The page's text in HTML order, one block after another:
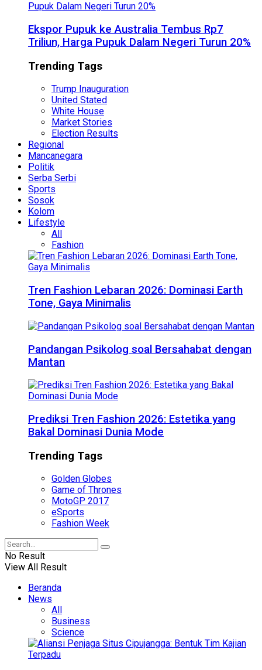
Ekspor Pupuk ke Australia Tembus Rp7
Triliun, Harga Pupuk Dalam Negeri Turun 20%
Trending Tags
Trump Inauguration
United Stated
White House
Market Stories
Election Results
Regional
Mancanegara
Politik
Serba Serbi
Sports
Sosok
Kolom
Lifestyle
All
Fashion
Tren Fashion Lebaran 2026: Dominasi Earth
Tone, Gaya Minimalis
Pandangan Psikolog soal Bersahabat dengan
Mantan
Prediksi Tren Fashion 2026: Estetika yang
Bakal Dominasi Dunia Mode
Trending Tags
Golden Globes
Game of Thrones
MotoGP 2017
eSports
Fashion Week
No Result
View All Result
Beranda
News
All
Business
Science